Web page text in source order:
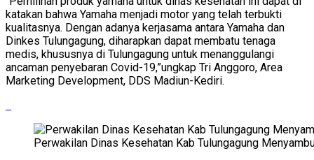
katakan bahwa Yamaha menjadi motor yang telah terbukti
kualitasnya. Dengan adanya kerjasama antara Yamaha dan
Dinkes Tulungagung, diharapkan dapat membatu tenaga
medis, khususnya di Tulungagung untuk menanggulangi
ancaman penyebaran Covid-19,”ungkap Tri Anggoro, Area
Marketing Development, DDS Madiun-Kediri.
Perwakilan Dinas Kesehatan Kab Tulungagung